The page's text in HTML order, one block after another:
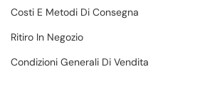
Costi E Metodi Di Consegna
Ritiro In Negozio
Condizioni Generali Di Vendita